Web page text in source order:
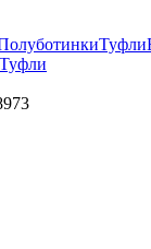
Туфли
Туфли